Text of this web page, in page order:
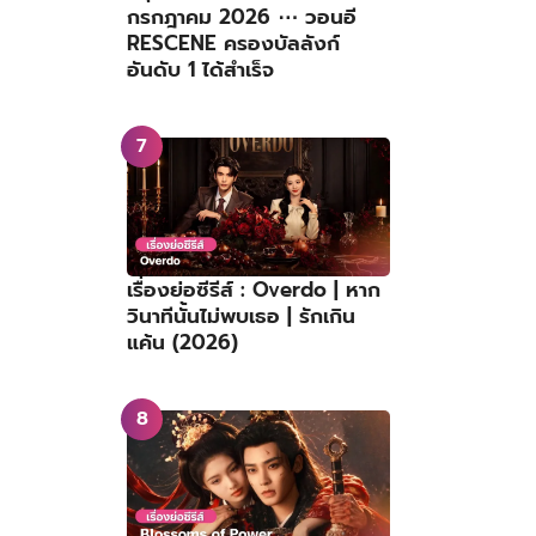
กรกฎาคม 2026 ⋯ วอนอี
RESCENE ครองบัลลังก์
อันดับ 1 ได้สำเร็จ
เรื่องย่อซีรีส์ : Overdo | หาก
วินาทีนั้นไม่พบเธอ | รักเกิน
แค้น (2026)